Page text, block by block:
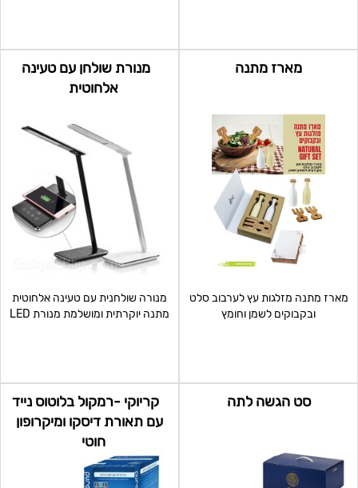
מארז מתנה
מארז מתנה מזלגות עץ לערבוב סלט
ובקבוקים לשמן וחומץ
מנורת שולחן עם טעינה
אלחוטית
מנורה שולחנית עם טעינה אלחוטית
מתנה יוקרתית ומושלמת מנורת LED
סט הגשה לתה
קריוקי -רמקול בלוטוס נייד
עם תאורת דיסקו ומיקרופון
חוטי